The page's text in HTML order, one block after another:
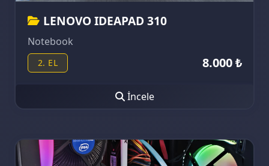
LENOVO IDEAPAD 310
Notebook
2. EL 8.000 ₺
İncele